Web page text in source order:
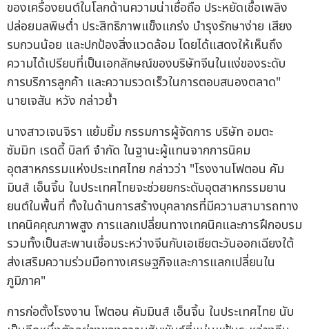
ของเครื่องยนต์ในโลกด้านความน่าเชื่อถือ ประหยัดเชื้อเพลิง
ปล่อยมลพิษต่ำ ประสิทธิภาพแข็งแกร่ง บำรุงรักษาง่าย เสียง
รบกวนน้อย และปกป้องสิ่งแวดล้อม โดยได้แสดงให้เห็นถึง
ความได้เปรียบที่เป็นเอกลักษณ์ของบริษัทจีนในแง่ของระดับ
การบริการลูกค้า และความรวดเร็วในการตอบสนองตลาด"
นายเจสัน หวัง กล่าวย้ำ
นางสาวเจนจิรา แย้มยิ้ม กรรมการผู้จัดการ บริษัท อมตะ
ซัมมิท เรดดี้ บิลท์ จำกัด ในฐานะผู้แทนจากการนิคม
อุตสาหกรรมแห่งประเทศไทย กล่าวว่า "โรงงานโฟตอน คัม
มินส์ เอ็นจิ้น ในประเทศไทยจะช่วยยกระดับอุตสาหกรรมยาน
ยนต์ในพื้นที่ ทั้งในด้านการสร้างบุคลากรที่มีความสามารถทาง
เทคนิคคุณภาพสูง การแลกเปลี่ยนทางเทคนิคและการฝึกอบรม
รวมทั้งเป็นสะพานเชื่อมระหว่างจีนกับเอเชียตะวันออกเฉียงใต้
ส่งเสริมความร่วมมือทางเศรษฐกิจและการแลกเปลี่ยนใน
ภูมิภาค"
การก่อตั้งโรงงาน โฟตอน คัมมินส์ เอ็นจิ้น ในประเทศไทย นับ